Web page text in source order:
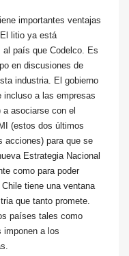
importantes ventajas
litio ya está
país que Codelco. Es
en discusiones de
industria. El gobierno
incluso a las empresas
asociarse con el
(estos dos últimos
acciones) para que se
Estrategia Nacional
como para poder
tiene una ventana
que tanto promete.
países tales como
imponen a los